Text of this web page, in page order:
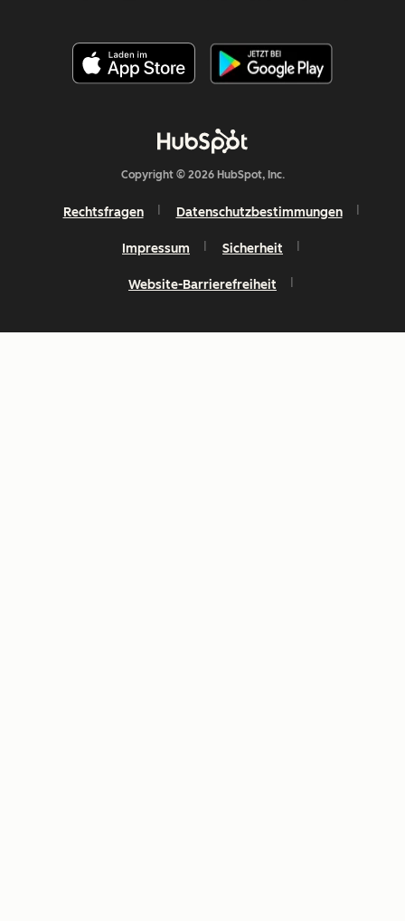
Copyright © 2026 HubSpot, Inc.
Rechtsfragen Datenschutzbestimmungen
Impressum Sicherheit
Website-Barrierefreiheit